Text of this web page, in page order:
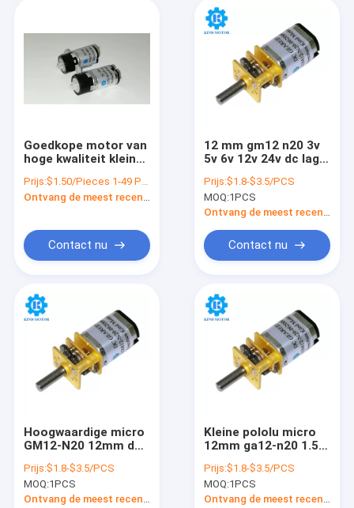
Producten
Ongeveer ons
Fabrieksreis
Nieuws
Goedkope motor van
hoge kwaliteit klein
m20 1.5vdc 3vdc
3.3vdc 5vdc 6vdc
speelgoed
Prijs:$1.50/Pieces 1-49 Pieces
Contact nu
12 mm gm12 n20 3v
5v 6v 12v 24v dc lage
70 90 100 150 200
300 1000 rpm
elektrische motoren
Prijs:$1.8-$3.5/PCS
MOQ:1PCS
Ontvang de meest recente Prijs
Contact nu
Hoogwaardige micro
GM12-N20 12mm dc
versnellingsmotor
met 3mm D-as
Prijs:$1.8-$3.5/PCS
MOQ:1PCS
Ontvang de meest recente Prijs
Kleine pololu micro
12mm ga12-n20 1.5v
n10 n20 n30 volledig
metalen
versnellingsmotor
Prijs:$1.8-$3.5/PCS
MOQ:1PCS
Ontvang de meest recente Prijs